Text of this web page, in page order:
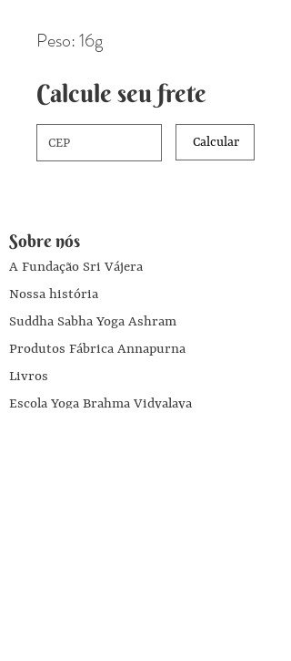
Peso: 16g
Calcule seu frete
Calcular
Sobre nós
A Fundação Sri Vájera
Nossa história
Suddha Sabha Yoga Ashram
Produtos Fábrica Annapurna
Livros
Escola Yoga Brahma Vidyalaya